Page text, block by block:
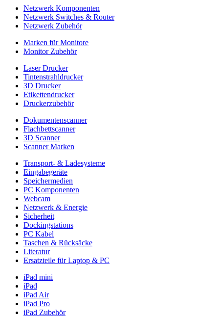
Netzwerk Komponenten
Netzwerk Switches & Router
Netzwerk Zubehör
Marken für Monitore
Monitor Zubehör
Laser Drucker
Tintenstrahldrucker
3D Drucker
Etikettendrucker
Druckerzubehör
Dokumentenscanner
Flachbettscanner
3D Scanner
Scanner Marken
Transport- & Ladesysteme
Eingabegeräte
Speichermedien
PC Komponenten
Webcam
Netzwerk & Energie
Sicherheit
Dockingstations
PC Kabel
Taschen & Rücksäcke
Literatur
Ersatzteile für Laptop & PC
iPad mini
iPad
iPad Air
iPad Pro
iPad Zubehör